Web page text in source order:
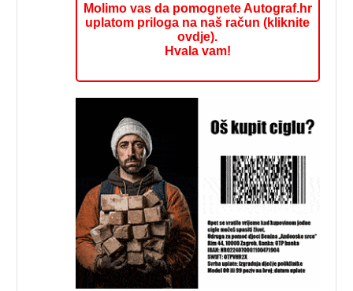
Molimo vas da pomognete Autograf.hr
uplatom priloga na naš račun (kliknite
ovdje).
Hvala vam!